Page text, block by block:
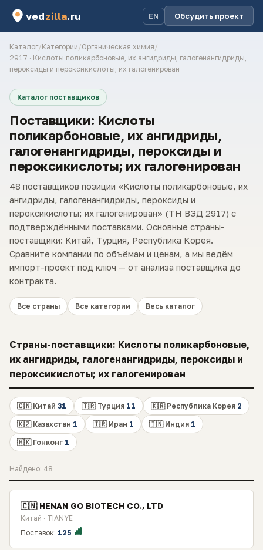
vedzilla.ru EN Обсудить проект
Каталог/Категории/Органическая химия/
2917 · Кислоты поликарбоновые, их ангидриды, галогенангидриды,
пероксиды и пероксикислоты; их галогенирован
Каталог поставщиков
Поставщики: Кислоты
поликарбоновые, их ангидриды,
галогенангидриды, пероксиды и
пероксикислоты; их галогенирован
48 поставщиков позиции «Кислоты поликарбоновые, их
ангидриды, галогенангидриды, пероксиды и
пероксикислоты; их галогенирован» (ТН ВЭД 2917) с
подтверждёнными поставками. Основные страны-
поставщики: Китай, Турция, Республика Корея.
Сравните компании по объёмам и ценам, а мы ведём
импорт-проект под ключ — от анализа поставщика до
контракта.
Все страны Все категории Весь каталог
Страны-поставщики: Кислоты поликарбоновые,
их ангидриды, галогенангидриды, пероксиды и
пероксикислоты; их галогенирован
🇨🇳 Китай 31 🇹🇷 Турция 11 🇰🇷 Республика Корея 2
🇰🇿 Казахстан 1 🇮🇷 Иран 1 🇮🇳 Индия 1
🇭🇰 Гонконг 1
Найдено: 48
🇨🇳 HENAN GO BIOTECH CO., LTD
Китай · TIANYE
Поставок: 125